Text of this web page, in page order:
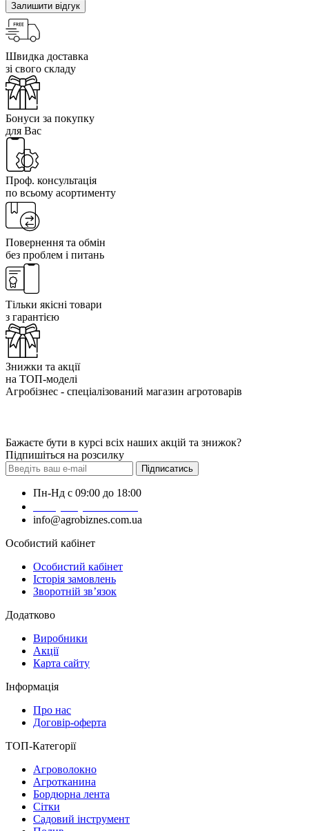
Залишити відгук
Швидка доставка
зі свого складу
Бонуси за покупку
для Вас
Проф. консультація
по всьому асортименту
Повернення та обмін
без проблем і питань
Тільки якісні товари
з гарантією
Знижки та акції
на ТОП-моделі
Агробізнес - спеціалізований магазин агротоварів
Бажаєте бути в курсі всіх наших акцій та знижок?
Підпишіться на розсилку
Підписатись
Пн-Нд с 09:00 до 18:00
info@agrobiznes.com.ua
Особистий кабінет
Особистий кабінет
Історія замовлень
Зворотній зв’язок
Додатково
Виробники
Акції
Карта сайту
Інформація
Про нас
Договір-оферта
ТОП-Категорії
Агроволокно
Агротканина
Бордюрна лента
Сітки
Садовий інструмент